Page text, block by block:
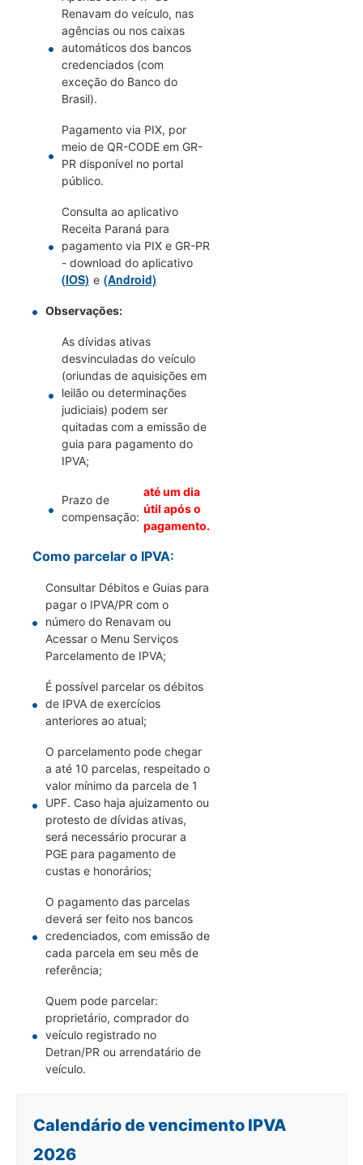
Renavam do veículo, nas
agências ou nos caixas
automáticos dos bancos
credenciados (com
exceção do Banco do
Brasil).
Pagamento via PIX, por
meio de QR-CODE em GR-
PR disponível no portal
público.
Consulta ao aplicativo
Receita Paraná para
pagamento via PIX e GR-PR
- download do aplicativo
(IOS) e (Android)
Observações:
As dívidas ativas
desvinculadas do veículo
(oriundas de aquisições em
leilão ou determinações
judiciais) podem ser
quitadas com a emissão de
guia para pagamento do
IPVA;
Prazo de
compensação:
até um dia
útil após o
pagamento.
Como parcelar o IPVA:
Consultar Débitos e Guias para
pagar o IPVA/PR com o
número do Renavam ou
Acessar o Menu Serviços
Parcelamento de IPVA;
É possível parcelar os débitos
de IPVA de exercícios
anteriores ao atual;
O parcelamento pode chegar
a até 10 parcelas, respeitado o
valor mínimo da parcela de 1
UPF. Caso haja ajuizamento ou
protesto de dívidas ativas,
será necessário procurar a
PGE para pagamento de
custas e honorários;
O pagamento das parcelas
deverá ser feito nos bancos
credenciados, com emissão de
cada parcela em seu mês de
referência;
Quem pode parcelar:
proprietário, comprador do
veículo registrado no
Detran/PR ou arrendatário de
veículo.
Calendário de vencimento IPVA
2026